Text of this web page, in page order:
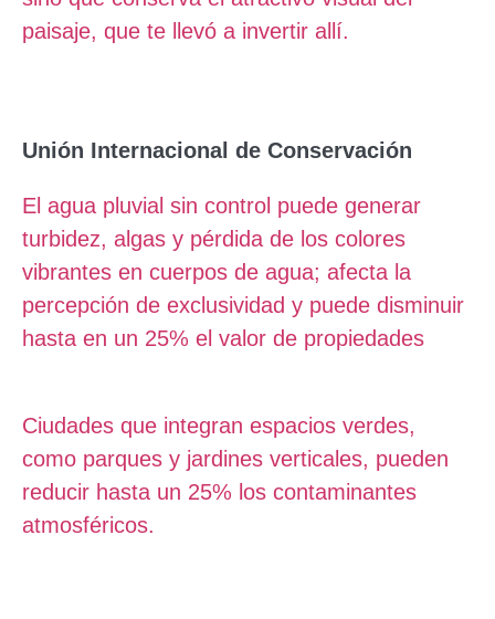
paisaje, que te llevó a invertir allí.
Unión Internacional de Conservación
El agua pluvial sin control puede generar
turbidez, algas y pérdida de los colores
vibrantes en cuerpos de agua; afecta la
percepción de exclusividad y puede disminuir
hasta en un 25% el valor de propiedades
Ciudades que integran espacios verdes,
como parques y jardines verticales, pueden
reducir hasta un 25% los contaminantes
atmosféricos.